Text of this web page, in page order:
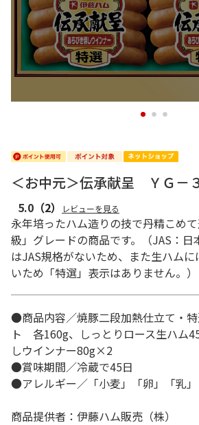
1 2 3
＜お中元＞伝承献呈 ＹＧ－
5.0 （2） レビューを見る
永年培ったハム造りの技で丹精こめ
級」グレードの商品です。（JAS：日
はJAS規格がないため、また生ハム
いため「特選」表示はありません。）
●商品内容／焼豚二段加熱仕立て・
ト 各160g、しっとりロース生ハム
しウインナー80g×2
●賞味期間／冷蔵で45日
●アレルギー／「小麦」「卵」「乳
商品提供者：伊藤ハム販売（株）